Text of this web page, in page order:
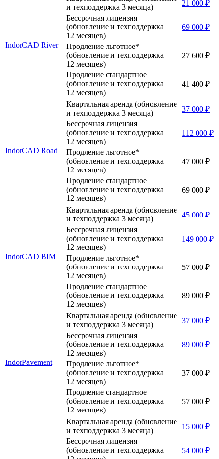
IndorCAD River
и техподдержка 3 месяца)
21 000 ₽
Бессрочная лицензия
(обновление и техподдержка
12 месяцев)
69 000 ₽
Продление льготное*
(обновление и техподдержка
12 месяцев)
27 600 ₽
Продление стандартное
(обновление и техподдержка
12 месяцев)
41 400 ₽
IndorCAD Road
Квартальная аренда (обновление
и техподдержка 3 месяца)
37 000 ₽
Бессрочная лицензия
(обновление и техподдержка
12 месяцев)
112 000 ₽
Продление льготное*
(обновление и техподдержка
12 месяцев)
47 000 ₽
Продление стандартное
(обновление и техподдержка
12 месяцев)
69 000 ₽
IndorCAD BIM
Квартальная аренда (обновление
и техподдержка 3 месяца)
45 000 ₽
Бессрочная лицензия
(обновление и техподдержка
12 месяцев)
149 000 ₽
Продление льготное*
(обновление и техподдержка
12 месяцев)
57 000 ₽
Продление стандартное
(обновление и техподдержка
12 месяцев)
89 000 ₽
IndorPavement
Квартальная аренда (обновление
и техподдержка 3 месяца)
37 000 ₽
Бессрочная лицензия
(обновление и техподдержка
12 месяцев)
89 000 ₽
Продление льготное*
(обновление и техподдержка
12 месяцев)
37 000 ₽
Продление стандартное
(обновление и техподдержка
12 месяцев)
57 000 ₽
Квартальная аренда (обновление
и техподдержка 3 месяца)
15 000 ₽
Бессрочная лицензия
(обновление и техподдержка
54 000 ₽